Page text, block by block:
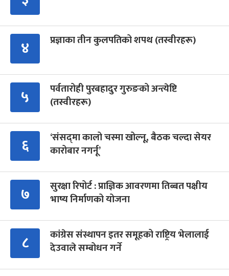
४ प्रज्ञाका तीन कुलपतिको शपथ (तस्वीरहरू)
५
पर्वतारोही पुरबहादुर गुरुङको अन्त्येष्टि
(तस्वीरहरू)
६
‘संसद्‍मा कालो चस्मा खोल्नू, बैठक चल्दा सेयर
कारोबार नगर्नू’
७
सुरक्षा रिपोर्ट : प्राज्ञिक आवरणमा तिब्बत पक्षीय
भाष्य निर्माणको योजना
८
कांग्रेस संस्थापन इतर समूहको राष्ट्रिय भेलालाई
देउवाले सम्बोधन गर्ने